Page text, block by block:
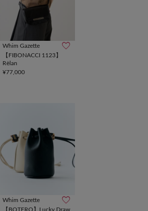
Whim Gazette
【FIBONACCI 1123】
Rèlan
¥77,000
Whim Gazette
【BOTERO】Lucky Draw